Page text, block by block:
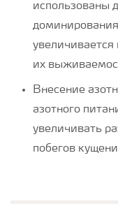
использованы
увеличивается
их
Внесение
азотного
увеличивать
побегов